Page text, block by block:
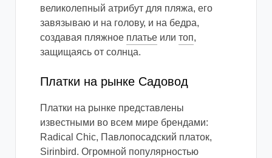
великолепный атрибут для пляжа, его
завязываю и на голову, и на бедра,
создавая пляжное платье или топ,
защищаясь от солнца.
Платки на рынке Садовод
Платки на рынке представлены
известными во всем мире брендами:
Radical Chic, Павлопосадский платок,
Sirinbird. Огромной популярностью